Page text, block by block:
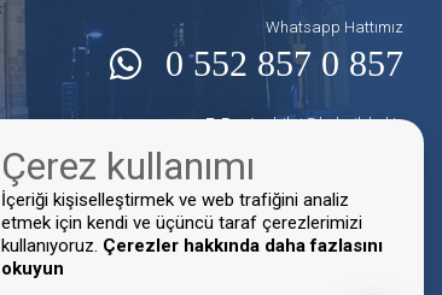
Whatsapp Hattımız
0 552 857 0 857
E-Posta:bilgi@kalecik.bel.tr
Çerez kullanımı
İçeriği kişiselleştirmek ve web trafiğini analiz
etmek için kendi ve üçüncü taraf çerezlerimizi
kullanıyoruz. Çerezler hakkında daha fazlasını
okuyun